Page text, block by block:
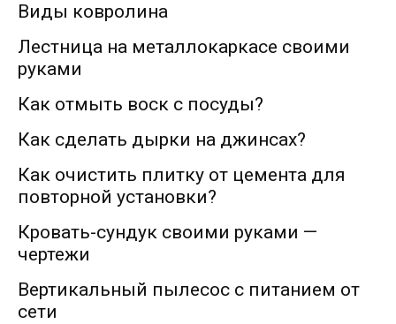
Виды ковролина
Лестница на металлокаркасе своими
руками
Как отмыть воск с посуды?
Как сделать дырки на джинсах?
Как очистить плитку от цемента для
повторной установки?
Кровать-сундук своими руками —
чертежи
Вертикальный пылесос с питанием от
сети